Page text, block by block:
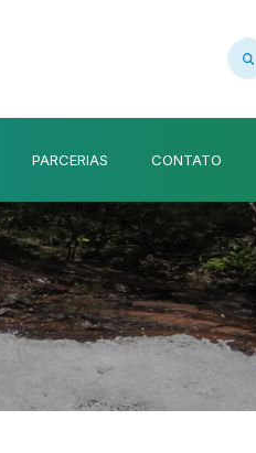
PARCERIAS CONTATO